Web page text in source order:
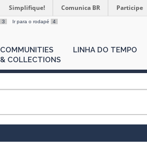
Simplifique! Comunica BR Participe
3 Ir para o rodapé 4
COMMUNITIES
& COLLECTIONS
LINHA DO TEMPO